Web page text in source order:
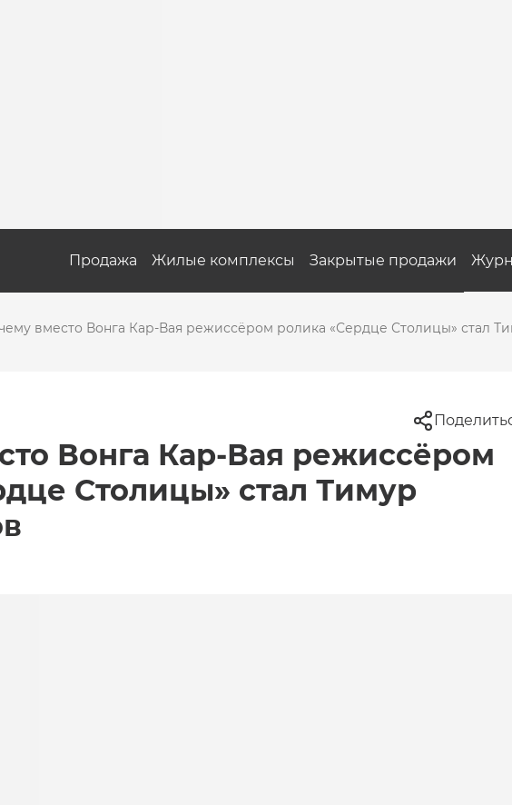
Продажа Жилые комплексы Закрытые продажи
вместо Вонга Кар-Вая режиссёром ролика «Сердце Столицы» стал
Вонга Кар-Вая режиссёром
Столицы» стал Тимур